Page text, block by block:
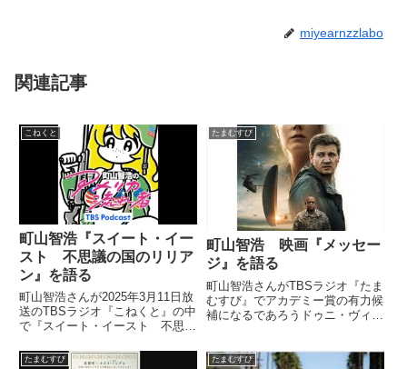
miyearnzzlabo
関連記事
こねくと
町山智浩『スイート・イー
スト 不思議の国のリリア
ン』を語る
町山智浩さんが2025年3月11日放
送のTBSラジオ『こねくと』の中
で『スイート・イースト 不思議
した。
たまむすび
町山智浩 映画『メッセー
ジ』を語る
町山智浩さんがTBSラジオ『たま
むすび』でアカデミー賞の有力候
補になるであろうドゥニ・ヴィル
浩）今日、ご紹介する映画はです
たまむすび たまむすび